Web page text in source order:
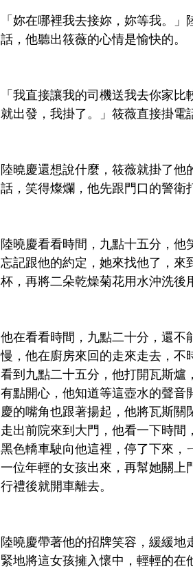
「妳在哪裡我去接妳，妳等我。
話，他聽出筱薇的心情是愉快的。
「我直接讓我的司機送我去你家
就出發，我掛了。」筱薇直接掛電
陸曉慶還想說什麼，筱薇就掛了
話，笑得燦爛，他先跟門口的警衛
陸曉慶看看時間，九點十五分，
忘記跟他的約定，她來找他了，
杯，再將二朵乾燥菊花用水沖洗後
他在看看時間，九點二十分，還
慢，他在廚房來回的走來走去，
看到九點二十五分，他打開瓦斯爐
有點開心，他知道等這壺水的聲
慶的嘴角也跟著揚起，他將瓦斯關
走出前院來到大門，他看一下時
黑色轎車駛向他這裡，停了下來
一位年輕的女孩出來，再幫她關上
行禮後就開車離去。
陸曉慶帶著他的招牌笑容，緩緩
緊地將這女孩擁入懷中，輕輕的